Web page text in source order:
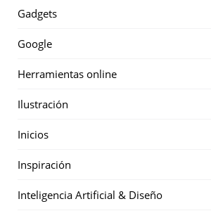
Gadgets
Google
Herramientas online
Ilustración
Inicios
Inspiración
Inteligencia Artificial & Diseño